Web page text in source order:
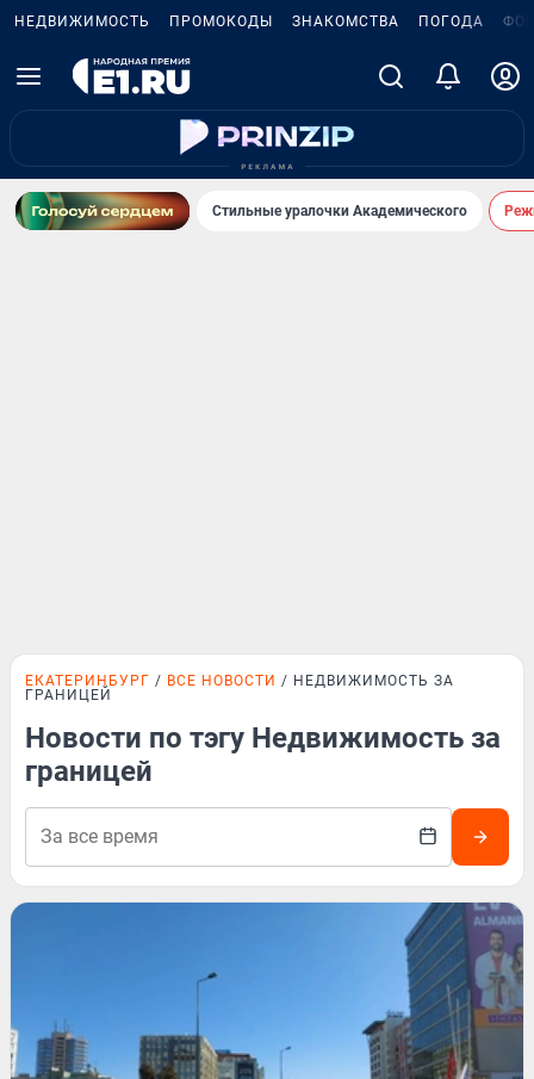
НЕДВИЖИМОСТЬ ПРОМОКОДЫ ЗНАКОМСТВА ПОГОДА
Стильные уралочки Академического
ЕКАТЕРИНБУРГ ВСЕ НОВОСТИ
НЕДВИЖИМОСТЬ ЗА
ГРАНИЦЕЙ
Новости по тэгу Недвижимость за
границей